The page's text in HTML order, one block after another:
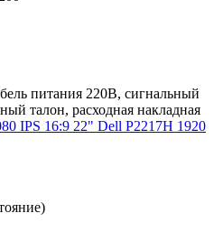
питания 220В, сигнальный
талон, расходная накладная
22" Dell P2217H 1920